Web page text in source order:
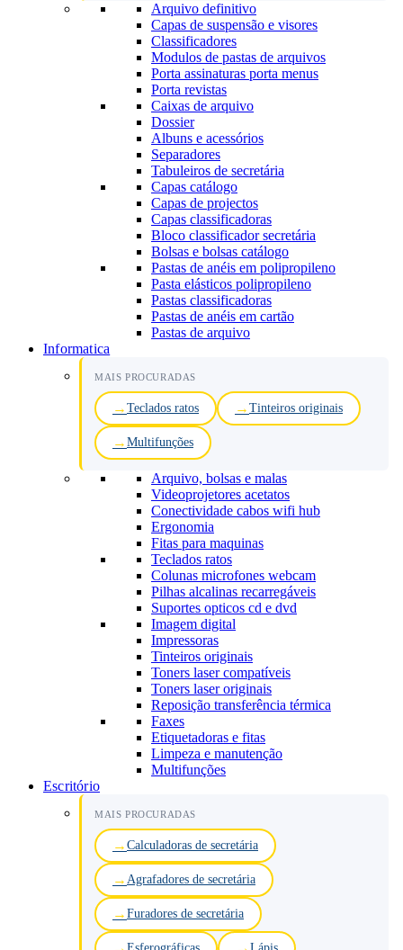
Arquivo definitivo
Capas de suspensão e visores
Classificadores
Modulos de pastas de arquivos
Porta assinaturas porta menus
Porta revistas
Caixas de arquivo
Dossier
Albuns e acessórios
Separadores
Tabuleiros de secretária
Capas catálogo
Capas de projectos
Capas classificadoras
Bloco classificador secretária
Bolsas e bolsas catálogo
Pastas de anéis em polipropileno
Pasta elásticos polipropileno
Pastas classificadoras
Pastas de anéis em cartão
Pastas de arquivo
Informatica
MAIS PROCURADAS
Teclados ratos Tinteiros originais
Multifunções
Arquivo, bolsas e malas
Videoprojetores acetatos
Conectividade cabos wifi hub
Ergonomia
Fitas para maquinas
Teclados ratos
Colunas microfones webcam
Pilhas alcalinas recarregáveis
Suportes opticos cd e dvd
Imagem digital
Impressoras
Tinteiros originais
Toners laser compatíveis
Toners laser originais
Reposição transferência térmica
Faxes
Etiquetadoras e fitas
Limpeza e manutenção
Multifunções
Escritório
MAIS PROCURADAS
Calculadoras de secretária
Agrafadores de secretária
Furadores de secretária